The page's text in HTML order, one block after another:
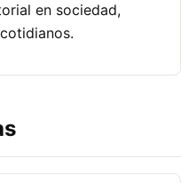
en sociedad,